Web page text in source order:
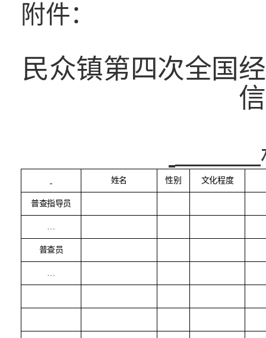
附件：
民众镇第四次全国
姓名 性别 文化程度
普查指导员
…
普查员
…